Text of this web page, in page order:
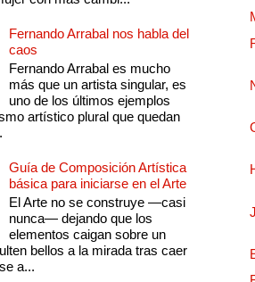
Fernando Arrabal nos habla del
caos
Fernando Arrabal es mucho
más que un artista singular, es
uno de los últimos ejemplos
artístico plural que quedan
Guía de Composición Artística
básica para iniciarse en el Arte
El Arte no se construye —casi
nunca— dejando que los
elementos caigan sobre un
bellos a la mirada tras caer
a...